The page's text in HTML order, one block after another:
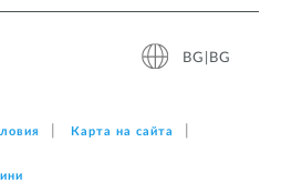
BG|BG
Карта на сайта